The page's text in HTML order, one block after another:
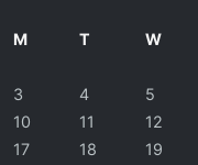
M
T W
3
4 5
10
11 12
17
18 19